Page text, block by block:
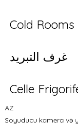
Cold Rooms
غرف التبريد
Celle
AZ
Soyuducu kamera və